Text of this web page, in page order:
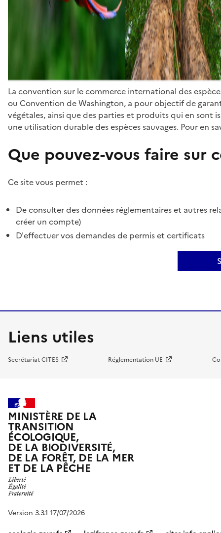
La convention sur le commerce international des
ou Convention de Washington, a pour objectif de
végétales, ainsi que des parties et produits qui en sont
une utilisation durable des espèces sauvages. Pour en
Que pouvez-vous faire sur
Ce site vous permet :
De consulter des données réglementaires et autres
créer un compte)
D'effectuer vos demandes de permis et certificats
Liens utiles
Secrétariat CITES Réglementation UE
MINISTÈRE DE LA
TRANSITION
ÉCOLOGIQUE,
DE LA BIODIVERSITÉ,
DE LA FORÊT, DE LA MER
ET DE LA PÊCHE
Version 3.3.1 17/07/2026